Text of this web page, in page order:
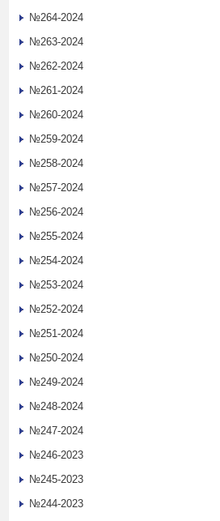
№264-2024
№263-2024
№262-2024
№261-2024
№260-2024
№259-2024
№258-2024
№257-2024
№256-2024
№255-2024
№254-2024
№253-2024
№252-2024
№251-2024
№250-2024
№249-2024
№248-2024
№247-2024
№246-2023
№245-2023
№244-2023